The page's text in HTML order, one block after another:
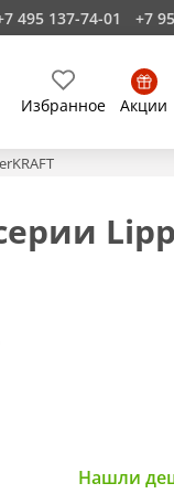
495 137-74-01 +7
Избранное Акции
Нашли